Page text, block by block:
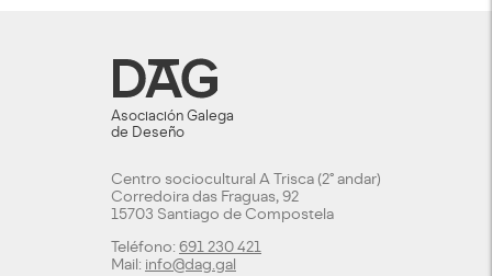
Asociación Galega
de Deseño
Centro sociocultural A Trisca (2º andar)
Corredoira das Fraguas, 92
15703 Santiago de Compostela
Teléfono: 691 230 421
Mail: info@dag.gal